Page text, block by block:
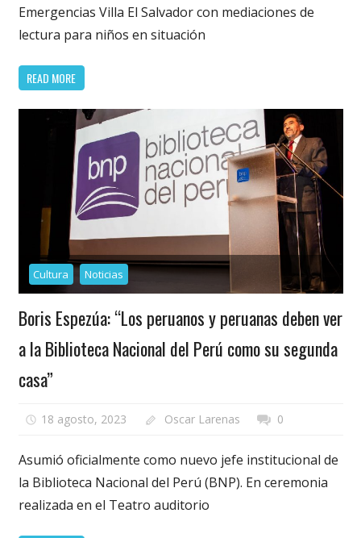
Emergencias Villa El Salvador con mediaciones de
lectura para niños en situación
READ MORE
Cultura Noticias
Boris Espezúa: “Los peruanos y peruanas deben ver
a la Biblioteca Nacional del Perú como su segunda
casa”
18 agosto, 2023 Oscar Larenas 0
Asumió oficialmente como nuevo jefe institucional de
la Biblioteca Nacional del Perú (BNP). En ceremonia
realizada en el Teatro auditorio